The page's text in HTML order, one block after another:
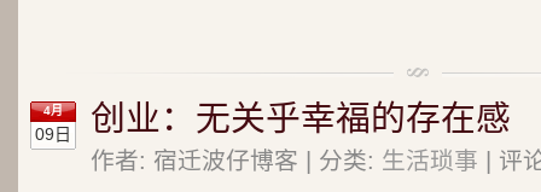
4月
09日 创业：无关乎幸福的存在感
作者: 宿迁波仔博客 | 分类: 生活琐事 | 评